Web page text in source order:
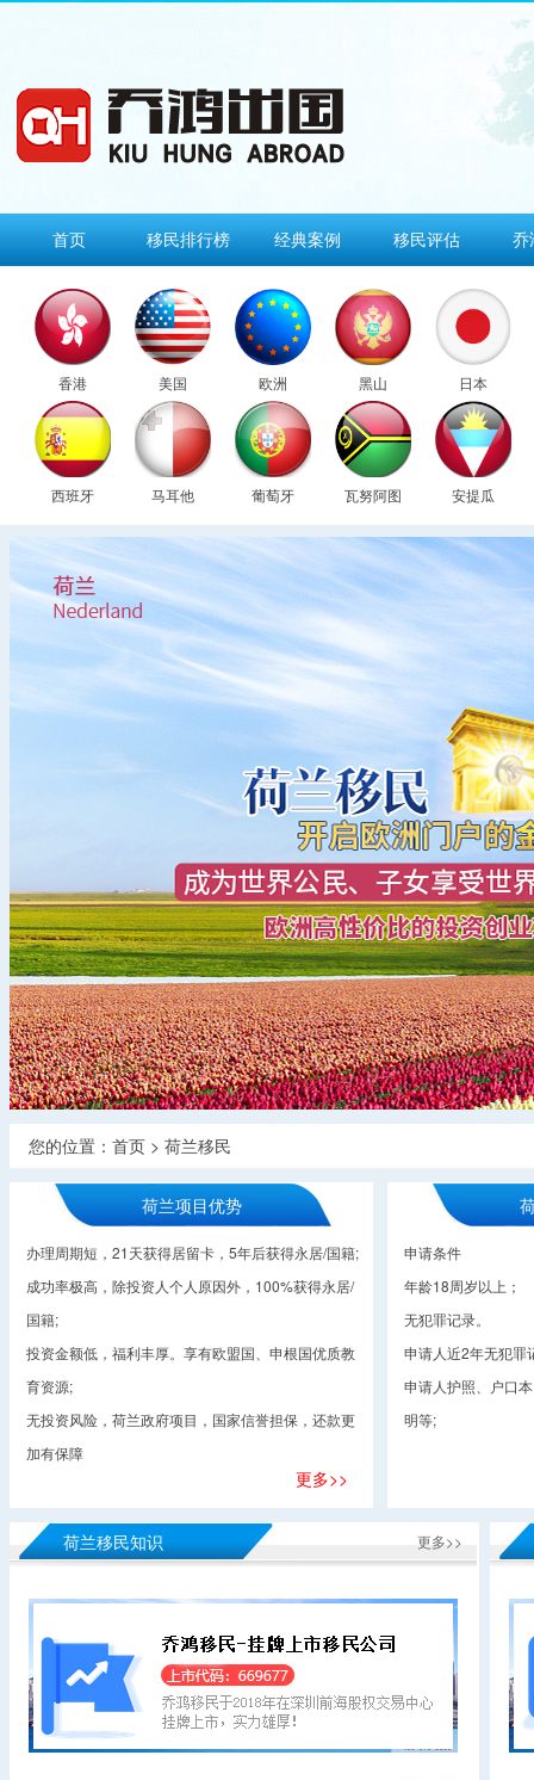
首页 移民排行榜 经典案例 移民评估 乔
香港 美国 欧洲 黑山 日本
西班牙 马耳他 葡萄牙 瓦努阿图 安提瓜
您的位置： 首页 > 荷兰移民
荷兰项目优势
办理周期短，21天获得居留卡，5年后获得永居/国籍;
成功率极高，除投资人个人原因外，100%获得永居/
国籍;
投资金额低，福利丰厚。享有欧盟国、申根国优质教
育资源;
无投资风险，荷兰政府项目，国家信誉担保，还款更
加有保障
更多>>
申请条件
年龄18周岁以上；
无犯罪记录。
申请人近2年无犯罪
申请人护照、户口
明等;
更多>>
荷兰移民知识